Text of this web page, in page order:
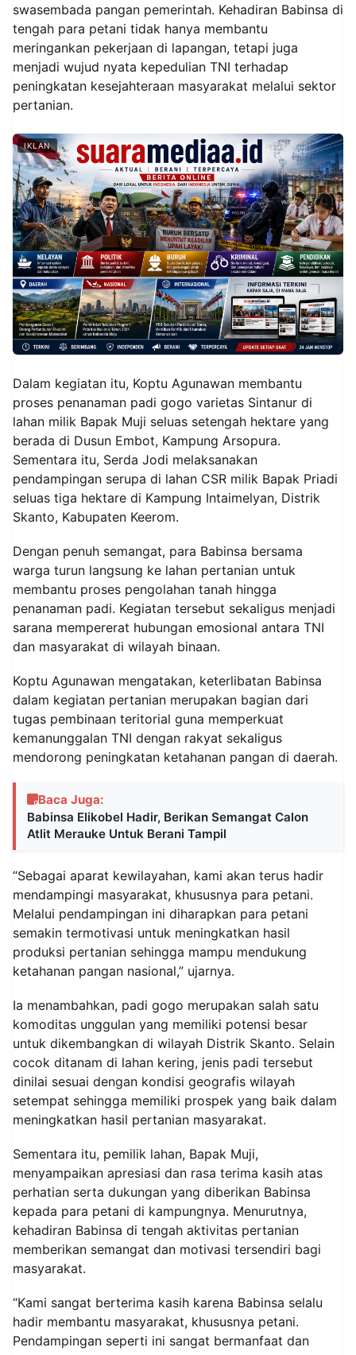
swasembada pangan pemerintah. Kehadiran Babinsa di
tengah para petani tidak hanya membantu
meringankan pekerjaan di lapangan, tetapi juga
menjadi wujud nyata kepedulian TNI terhadap
peningkatan kesejahteraan masyarakat melalui sektor
pertanian.
IKLAN
Dalam kegiatan itu, Koptu Agunawan membantu
proses penanaman padi gogo varietas Sintanur di
lahan milik Bapak Muji seluas setengah hektare yang
berada di Dusun Embot, Kampung Arsopura.
Sementara itu, Serda Jodi melaksanakan
pendampingan serupa di lahan CSR milik Bapak Priadi
seluas tiga hektare di Kampung Intaimelyan, Distrik
Skanto, Kabupaten Keerom.
Dengan penuh semangat, para Babinsa bersama
warga turun langsung ke lahan pertanian untuk
membantu proses pengolahan tanah hingga
penanaman padi. Kegiatan tersebut sekaligus menjadi
sarana mempererat hubungan emosional antara TNI
dan masyarakat di wilayah binaan.
Koptu Agunawan mengatakan, keterlibatan Babinsa
dalam kegiatan pertanian merupakan bagian dari
tugas pembinaan teritorial guna memperkuat
kemanunggalan TNI dengan rakyat sekaligus
mendorong peningkatan ketahanan pangan di daerah.
Baca Juga:
Babinsa Elikobel Hadir, Berikan Semangat Calon
Atlit Merauke Untuk Berani Tampil
“Sebagai aparat kewilayahan, kami akan terus hadir
mendampingi masyarakat, khususnya para petani.
Melalui pendampingan ini diharapkan para petani
semakin termotivasi untuk meningkatkan hasil
produksi pertanian sehingga mampu mendukung
ketahanan pangan nasional,” ujarnya.
Ia menambahkan, padi gogo merupakan salah satu
komoditas unggulan yang memiliki potensi besar
untuk dikembangkan di wilayah Distrik Skanto. Selain
cocok ditanam di lahan kering, jenis padi tersebut
dinilai sesuai dengan kondisi geografis wilayah
setempat sehingga memiliki prospek yang baik dalam
meningkatkan hasil pertanian masyarakat.
Sementara itu, pemilik lahan, Bapak Muji,
menyampaikan apresiasi dan rasa terima kasih atas
perhatian serta dukungan yang diberikan Babinsa
kepada para petani di kampungnya. Menurutnya,
kehadiran Babinsa di tengah aktivitas pertanian
memberikan semangat dan motivasi tersendiri bagi
masyarakat.
“Kami sangat berterima kasih karena Babinsa selalu
hadir membantu masyarakat, khususnya petani.
Pendampingan seperti ini sangat bermanfaat dan